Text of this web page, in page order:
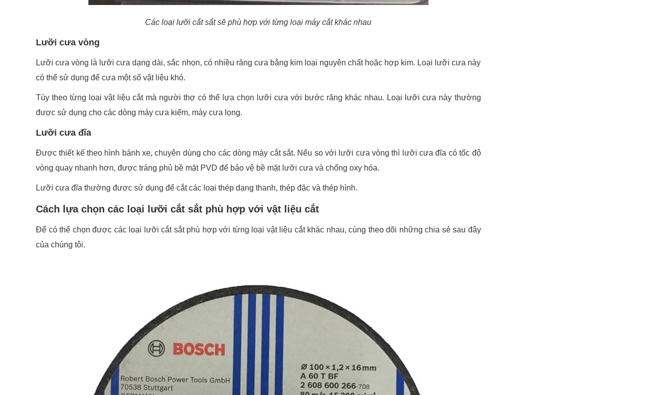
Các loại lưỡi cắt sắt sẽ phù hợp với từng loại máy cắt khác nhau
Lưỡi cưa vòng
Lưỡi cưa vòng là lưỡi cưa dạng dài, sắc nhọn, có nhiều răng cưa bằng kim loại nguyên chất hoặc hợp kim. Loại lưỡi cưa này
có thể sử dụng để cưa một số vật liệu khó.
Tùy theo từng loại vật liệu cắt mà người thợ có thể lựa chọn lưỡi cưa với bước răng khác nhau. Loại lưỡi cưa này thường
được sử dụng cho các dòng máy cưa kiếm, máy cưa lọng.
Lưỡi cưa đĩa
Được thiết kế theo hình bánh xe, chuyên dùng cho các dòng máy cắt sắt. Nếu so với lưỡi cưa vòng thì lưỡi cưa đĩa có tốc độ
vòng quay nhanh hơn, được tráng phủ bề mặt PVD để bảo vệ bề mặt lưỡi cưa và chống oxy hóa.
Lưỡi cưa đĩa thường được sử dụng để cắt các loại thép dạng thanh, thép đặc và thép hình.
Cách lựa chọn các loại lưỡi cắt sắt phù hợp với vật liệu cắt
Để có thể chọn được các loại lưỡi cắt sắtphù hợp với từng loại vật liệu cắt khác nhau, cùng theo dõi những chia sẻ sau đây
của chúng tôi.